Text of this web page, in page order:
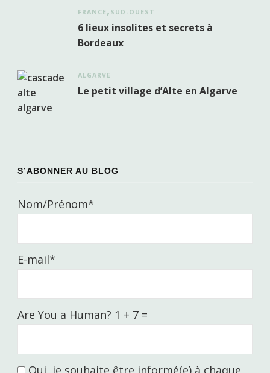
FRANCE SUD-OUEST
6 lieux insolites et secrets à
Bordeaux
ALGARVE
Le petit village d’Alte en Algarve
S’ABONNER AU BLOG
Nom/Prénom*
E-mail*
Are You a Human? 1 + 7 =
Oui, je souhaite être informé(e) à chaque